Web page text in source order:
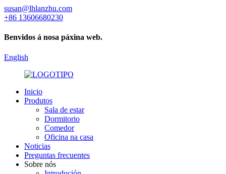
susan@lhlanzhu.com
+86 13606680230
Benvidos á nosa páxina web.
English
Inicio
Produtos
Sala de estar
Dormitorio
Comedor
Oficina na casa
Noticias
Preguntas frecuentes
Sobre nós